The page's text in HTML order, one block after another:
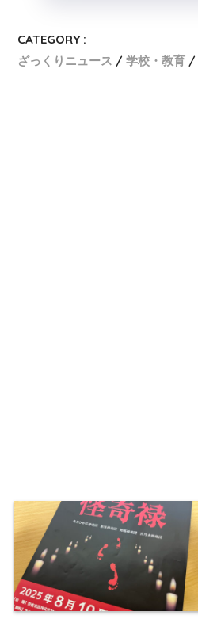
CATEGORY :
ざっくりニュース
学校・教育